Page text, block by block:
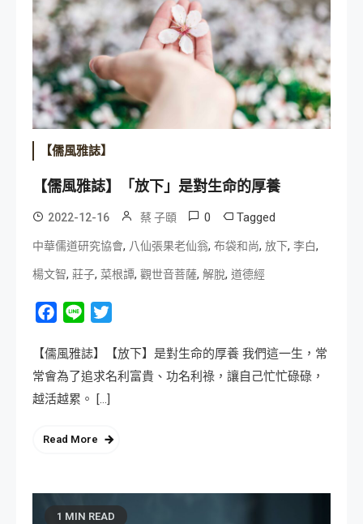
【儒風雅誌】
【儒風雅誌】「放下」是對生命的厚養
2022-12-16 蔡 子頤 0 Tagged
中華儒道研究協會, 八仙張果老仙翁, 布袋和尚, 放下, 李白,
楊文智, 莊子, 菜根譚, 觀世音菩薩, 解脫, 道德經
Facebook
Line
【儒風雅誌】【放下】是對生命的厚養 我們這一生，常
常會為了追求名利富貴、功名利祿，讓自己忙忙碌碌，
越活越累。 […]
Read More
1 MIN READ